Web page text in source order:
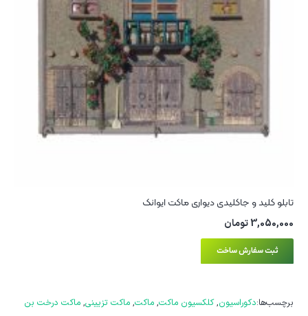
تابلو کلید و جاکلیدی دیواری ماکت ایوانک
3,050,000تومان
ثبت سفارش ساخت
برچسب‌ها:دکوراسیون,کلکسیون ماکت, ماکت, ماکت تزیینی, ماکت درخت بن